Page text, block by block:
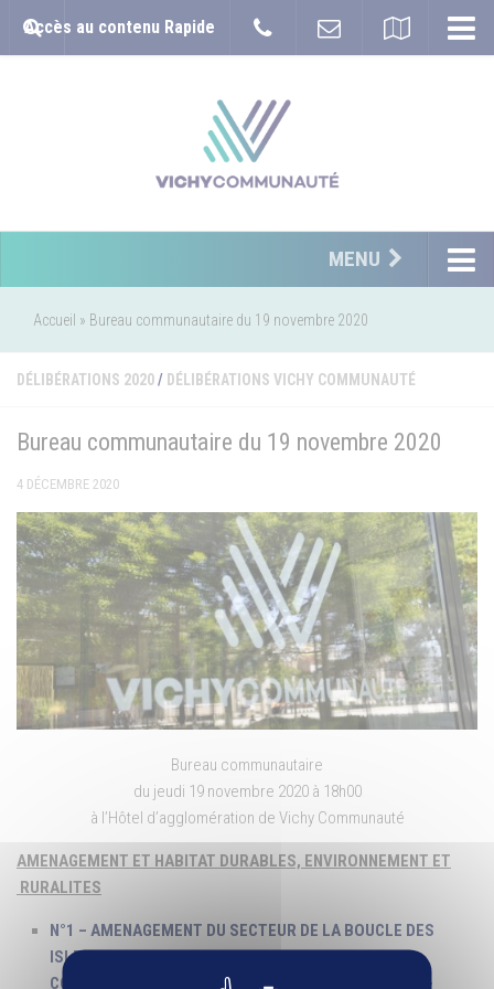
Accès au contenu Rapide
MENU
Accueil » Bureau communautaire du 19 novembre 2020
DÉLIBÉRATIONS 2020/ DÉLIBÉRATIONS VICHY COMMUNAUTÉ
Bureau communautaire du 19 novembre 2020
4 DÉCEMBRE 2020
Bureau communautaire
du jeudi 19 novembre 2020 à 18h00
à l’Hôtel d’agglomération de Vichy Communauté
AMENAGEMENT ET HABITAT DURABLES, ENVIRONNEMENT ET
RURALITES
N°1 – AMENAGEMENT DU SECTEUR DE LA BOUCLE DES
ISLES ET DES TETES DE PONT – CONVENTION
CONSTITUTIVE D’UN GROUPEMENT DE COMMANDES –